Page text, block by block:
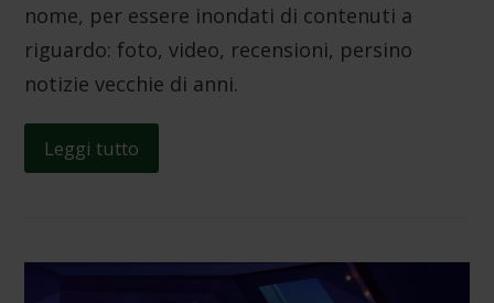
nome, per essere inondati di contenuti a
riguardo: foto, video, recensioni, persino
notizie vecchie di anni.
Leggi tutto